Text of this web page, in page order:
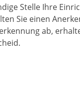
Stelle Ihre
Sie einen
ab,